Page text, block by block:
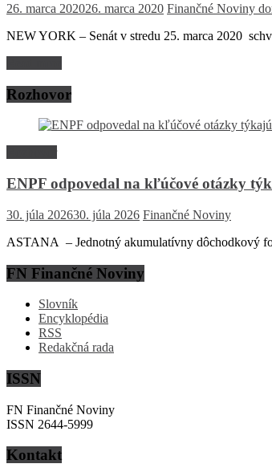
26. marca 202026. marca 2020 Finančné Noviny
NEW YORK – Senát v stredu 25. marca 2020
Rozhovor
ENPF odpovedal na kľúčové otázky
30. júla 202630. júla 2026 Finančné Noviny
ASTANA – Jednotný akumulatívny dôchodkový
FN Finančné Noviny
Slovník
Encyklopédia
RSS
Redakčná rada
ISSN
FN Finančné Noviny
ISSN 2644-5999
Kontakt